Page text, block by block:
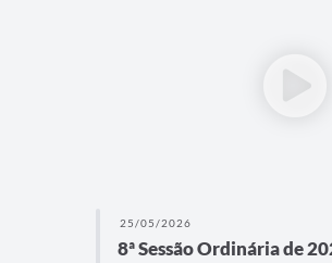
25/05/2026
8ª Sessão Ordinária de